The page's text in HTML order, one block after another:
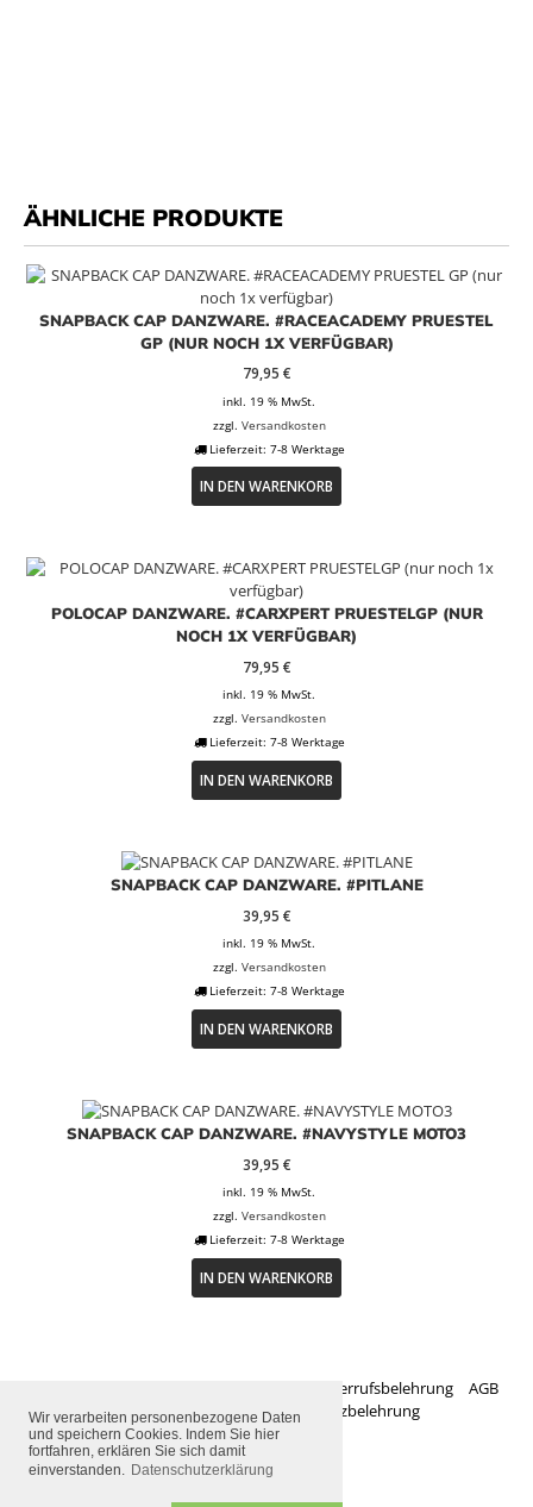
Wir verarbeiten personenbezogene Daten
und speichern Cookies. Indem Sie hier
fortfahren, erklären Sie sich damit
einverstanden. Datenschutzerklärung
ÄHNLICHE PRODUKTE
SNAPBACK CAP DANZWARE. #RACEACADEMY PRUESTEL
GP (NUR NOCH 1X VERFÜGBAR)
79,95 €
inkl. 19 % MwSt.
zzgl. Versandkosten
Lieferzeit: 7-8 Werktage
IN DEN WARENKORB
POLOCAP DANZWARE. #CARXPERT PRUESTELGP (NUR
NOCH 1X VERFÜGBAR)
79,95 €
inkl. 19 % MwSt.
zzgl. Versandkosten
Lieferzeit: 7-8 Werktage
IN DEN WARENKORB
SNAPBACK CAP DANZWARE. #PITLANE
39,95 €
inkl. 19 % MwSt.
zzgl. Versandkosten
Lieferzeit: 7-8 Werktage
IN DEN WARENKORB
SNAPBACK CAP DANZWARE. #NAVYSTYLE MOTO3
39,95 €
inkl. 19 % MwSt.
zzgl. Versandkosten
Lieferzeit: 7-8 Werktage
IN DEN WARENKORB
Widerrufsbelehrung
AGB
Impressum
Datenschutzbelehrung
2026 © danzware